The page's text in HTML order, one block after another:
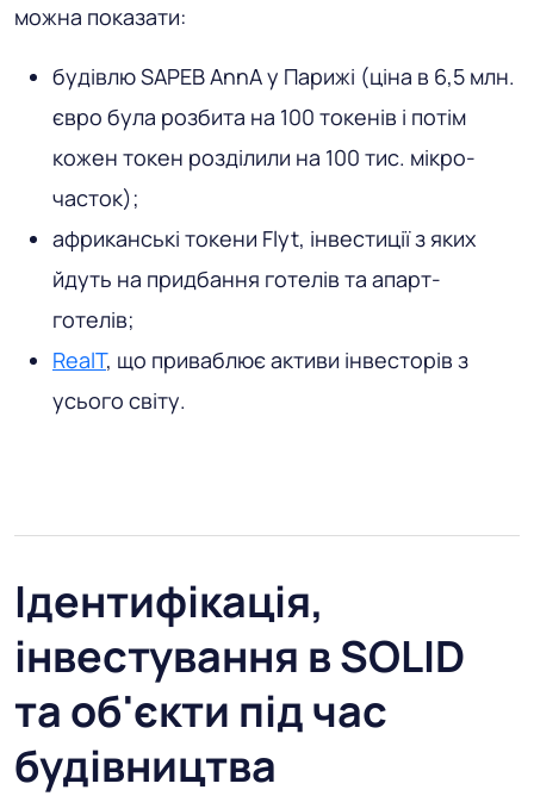
можна показати:
будівлю SAPEB AnnA у Парижі (ціна в 6,5 млн.
євро була розбита на 100 токенів і потім
кожен токен розділили на 100 тис. мікро-
часток);
африканські токени Flyt, інвестиції з яких
йдуть на придбання готелів та апарт-
готелів;
RealT, що приваблює активи інвесторів з
усього світу.
Ідентифікація,
інвестування в SOLID
та об'єкти під час
будівництва